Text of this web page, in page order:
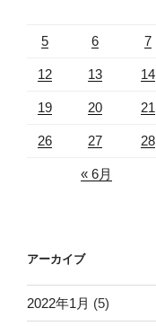
5 6 7
12 13 14
19 20 21
26 27 28
« 6月
アーカイブ
2022年1月 (5)